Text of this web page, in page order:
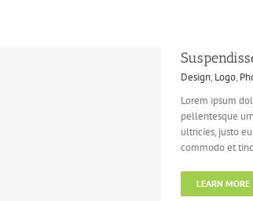
Design, Logo,
Lorem ipsum
pellentesque
ultricies, justo
commodo et
LEARN MORE